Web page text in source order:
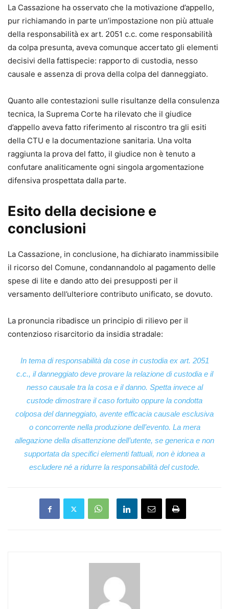
La Cassazione ha osservato che la motivazione d’appello,
pur richiamando in parte un’impostazione non più attuale
della responsabilità ex art. 2051 c.c. come responsabilità
da colpa presunta, aveva comunque accertato gli elementi
decisivi della fattispecie: rapporto di custodia, nesso
causale e assenza di prova della colpa del danneggiato.
Quanto alle contestazioni sulle risultanze della consulenza
tecnica, la Suprema Corte ha rilevato che il giudice
d’appello aveva fatto riferimento al riscontro tra gli esiti
della CTU e la documentazione sanitaria. Una volta
raggiunta la prova del fatto, il giudice non è tenuto a
confutare analiticamente ogni singola argomentazione
difensiva prospettata dalla parte.
Esito della decisione e
conclusioni
La Cassazione, in conclusione, ha dichiarato inammissibile
il ricorso del Comune, condannandolo al pagamento delle
spese di lite e dando atto dei presupposti per il
versamento dell’ulteriore contributo unificato, se dovuto.
La pronuncia ribadisce un principio di rilievo per il
contenzioso risarcitorio da insidia stradale:
In tema di responsabilità da cose in custodia ex art. 2051
c.c., il danneggiato deve provare la relazione di custodia e il
nesso causale tra la cosa e il danno. Spetta invece al
custode dimostrare il caso fortuito oppure la condotta
colposa del danneggiato, avente efficacia causale esclusiva
o concorrente nella produzione dell’evento. La mera
allegazione della disattenzione dell’utente, se generica e non
supportata da specifici elementi fattuali, non è idonea a
escludere né a ridurre la responsabilità del custode.